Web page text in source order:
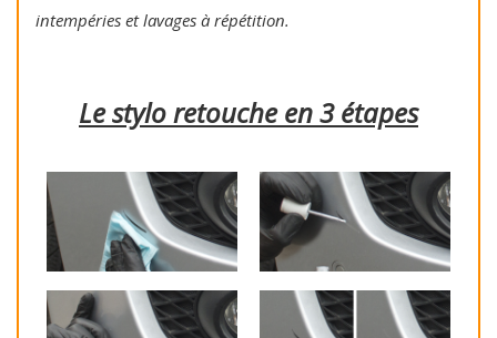
intempéries et lavages à répétition.
Le stylo retouche en 3 étapes